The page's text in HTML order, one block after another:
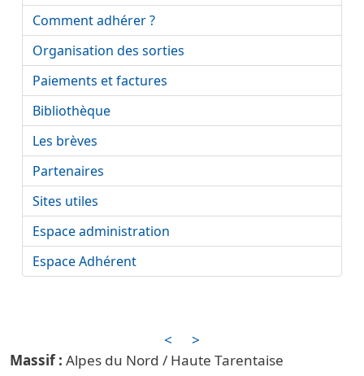
<
>
Alpes du Nord / Haute Tarentaise
Comment adhérer ?
Organisation des sorties
Paiements et factures
Bibliothèque
Les brèves
Partenaires
Sites utiles
Espace administration
Espace Adhérent